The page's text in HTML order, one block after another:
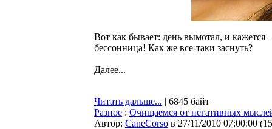
Вот как бывает: день вымотал, и
бессонница! Как же все-таки заснуть?
Далее...
Читать дальше... | 6845 байт
Разное : Очищаемся от негативных
Автор: CaneCorso в 27/11/2010 07:00:00 (